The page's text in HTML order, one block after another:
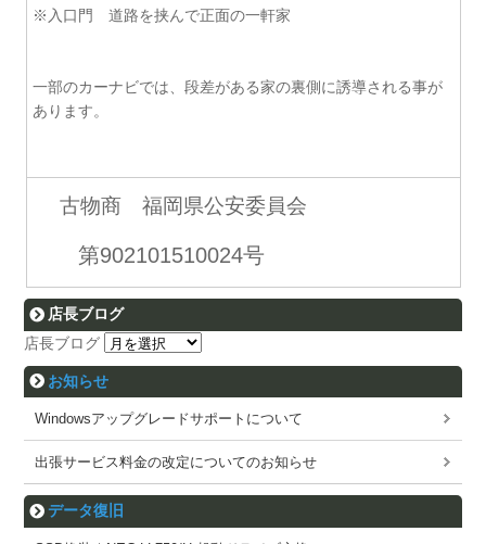
※入口門 道路を挟んで正面の一軒家
一部のカーナビでは、段差がある家の裏側に誘導される事が
あります。
古物商 福岡県公安委員会
第902101510024号
店長ブログ
店長ブログ
お知らせ
Windowsアップグレードサポートについて
出張サービス料金の改定についてのお知らせ
データ復旧